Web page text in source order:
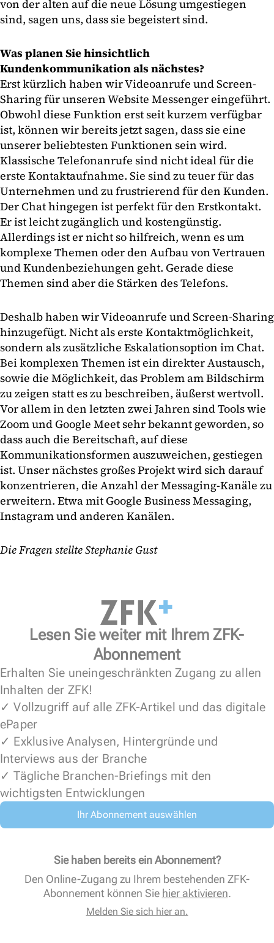
von der alten auf die neue Lösung umgestiegen
sind, sagen uns, dass sie begeistert sind.
Was planen Sie hinsichtlich
Kundenkommunikation als nächstes?
Erst kürzlich haben wir Videoanrufe und Screen-
Sharing für unseren Website Messenger eingeführt.
Obwohl diese Funktion erst seit kurzem verfügbar
ist, können wir bereits jetzt sagen, dass sie eine
unserer beliebtesten Funktionen sein wird.
Klassische Telefonanrufe sind nicht ideal für die
erste Kontaktaufnahme. Sie sind zu teuer für das
Unternehmen und zu frustrierend für den Kunden.
Der Chat hingegen ist perfekt für den Erstkontakt.
Er ist leicht zugänglich und kostengünstig.
Allerdings ist er nicht so hilfreich, wenn es um
komplexe Themen oder den Aufbau von Vertrauen
und Kundenbeziehungen geht. Gerade diese
Themen sind aber die Stärken des Telefons.
Deshalb haben wir Videoanrufe und Screen-Sharing
hinzugefügt. Nicht als erste Kontaktmöglichkeit,
sondern als zusätzliche Eskalationsoption im Chat.
Bei komplexen Themen ist ein direkter Austausch,
sowie die Möglichkeit, das Problem am Bildschirm
zu zeigen statt es zu beschreiben, äußerst wertvoll.
Vor allem in den letzten zwei Jahren sind Tools wie
Zoom und Google Meet sehr bekannt geworden, so
dass auch die Bereitschaft, auf diese
Kommunikationsformen auszuweichen, gestiegen
ist. Unser nächstes großes Projekt wird sich darauf
konzentrieren, die Anzahl der Messaging-Kanäle zu
erweitern. Etwa mit Google Business Messaging,
Instagram und anderen Kanälen.
Die Fragen stellte Stephanie Gust
Lesen Sie weiter mit Ihrem ZFK-
Abonnement
Erhalten Sie uneingeschränkten Zugang zu allen
Inhalten der ZFK!
✓ Vollzugriff auf alle ZFK-Artikel und das digitale
ePaper
✓ Exklusive Analysen, Hintergründe und
Interviews aus der Branche
✓ Tägliche Branchen-Briefings mit den
wichtigsten Entwicklungen
Ihr Abonnement auswählen
Sie haben bereits ein Abonnement?
Den Online-Zugang zu Ihrem bestehenden ZFK-
Abonnement können Sie hier aktivieren.
Melden Sie sich hier an.